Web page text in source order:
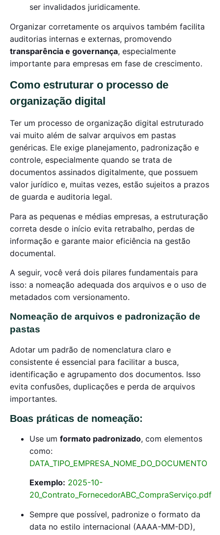
ser invalidados juridicamente.
Organizar corretamente os arquivos também facilita
auditorias internas e externas, promovendo
transparência e governança, especialmente
importante para empresas em fase de crescimento.
Como estruturar o processo de
organização digital
Ter um processo de organização digital estruturado
vai muito além de salvar arquivos em pastas
genéricas. Ele exige planejamento, padronização e
controle, especialmente quando se trata de
documentos assinados digitalmente, que possuem
valor jurídico e, muitas vezes, estão sujeitos a prazos
de guarda e auditoria legal.
Para as pequenas e médias empresas, a estruturação
correta desde o início evita retrabalho, perdas de
informação e garante maior eficiência na gestão
documental.
A seguir, você verá dois pilares fundamentais para
isso: a nomeação adequada dos arquivos e o uso de
metadados com versionamento.
Nomeação de arquivos e padronização de
pastas
Adotar um padrão de nomenclatura claro e
consistente é essencial para facilitar a busca,
identificação e agrupamento dos documentos. Isso
evita confusões, duplicações e perda de arquivos
importantes.
Boas práticas de nomeação:
Use um formato padronizado, com elementos
como:
DATA_TIPO_EMPRESA_NOME_DO_DOCUMENTO
Exemplo: 2025-10-
20_Contrato_FornecedorABC_CompraServiço.pdf
Sempre que possível, padronize o formato da
data no estilo internacional (AAAA-MM-DD),